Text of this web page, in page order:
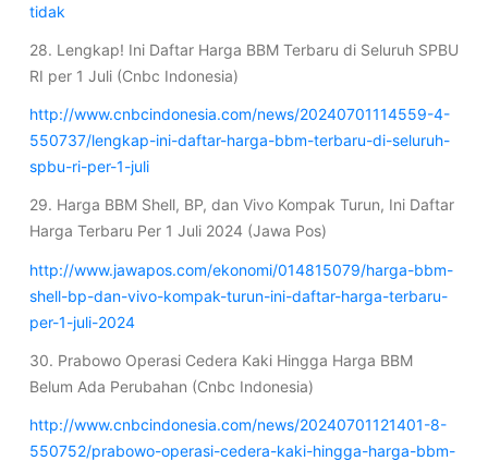
tidak
28. Lengkap! Ini Daftar Harga BBM Terbaru di Seluruh SPBU
RI per 1 Juli (Cnbc Indonesia)
http://www.cnbcindonesia.com/news/20240701114559-4-
550737/lengkap-ini-daftar-harga-bbm-terbaru-di-seluruh-
spbu-ri-per-1-juli
29. Harga BBM Shell, BP, dan Vivo Kompak Turun, Ini Daftar
Harga Terbaru Per 1 Juli 2024 (Jawa Pos)
http://www.jawapos.com/ekonomi/014815079/harga-bbm-
shell-bp-dan-vivo-kompak-turun-ini-daftar-harga-terbaru-
per-1-juli-2024
30. Prabowo Operasi Cedera Kaki Hingga Harga BBM
Belum Ada Perubahan (Cnbc Indonesia)
http://www.cnbcindonesia.com/news/20240701121401-8-
550752/prabowo-operasi-cedera-kaki-hingga-harga-bbm-